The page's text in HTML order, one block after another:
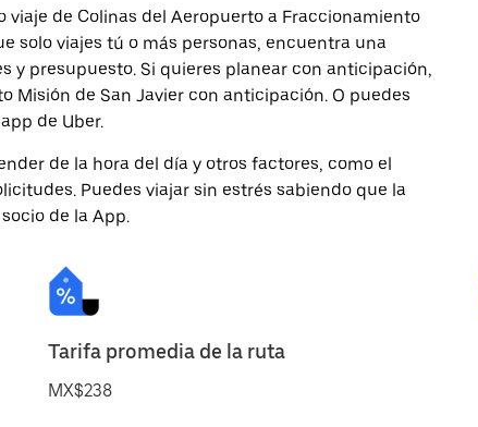
de Colinas del Aeropuerto a Fraccionamiento
solo viajes tú o más personas, encuentra una
y presupuesto. Si quieres planear con anticipación,
Misión de San Javier con anticipación. O puedes
de Uber.
de la hora del día y otros factores, como el
Puedes viajar sin estrés sabiendo que la
de la App.
Tarifa promedia de la ruta
MX$238